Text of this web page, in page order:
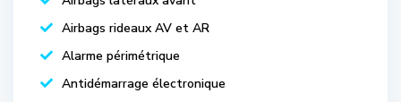
Airbags rideaux AV et AR
Alarme périmétrique
Antidémarrage électronique